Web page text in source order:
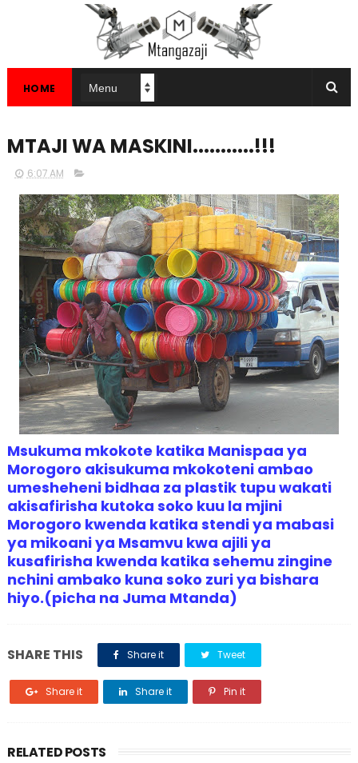
HOME
MTAJI WA MASKINI...........!!!
6:07 AM
Msukuma mkokote katika Manispaa ya
Morogoro akisukuma mkokoteni ambao
umesheheni bidhaa za plastik tupu wakati
akisafirisha kutoka soko kuu la mjini
Morogoro kwenda katika stendi ya mabasi
ya mikoani ya Msamvu kwa ajili ya
kusafirisha kwenda katika sehemu zingine
nchini ambako kuna soko zuri ya bishara
hiyo.(picha na Juma Mtanda)
SHARE THIS Share it Tweet
Share it Share it Pin it
RELATED POSTS